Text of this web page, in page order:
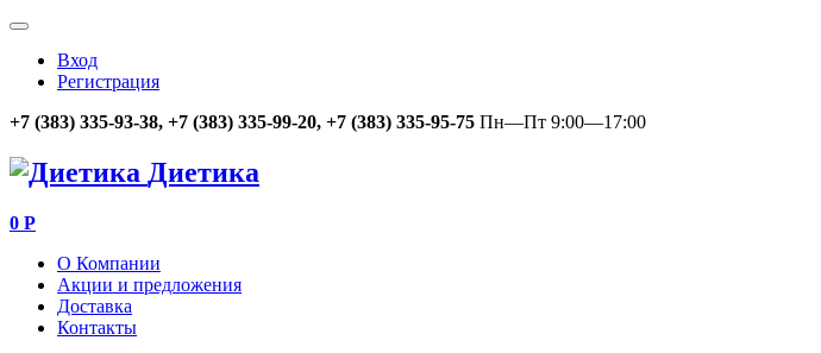
Вход
Регистрация
+7 (383) 335-93-38, +7 (383) 335-99-20, +7 (383) 335-95-75 Пн—Пт 9:00—17:00
Диетика
0 Р
О Компании
Акции и предложения
Доставка
Контакты